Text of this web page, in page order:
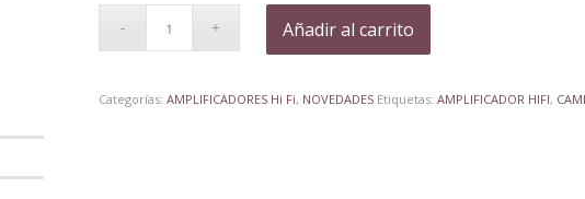
Añadir al carrito
Categorías:AMPLIFICADORES Hi Fi, NOVEDADES Etiquetas:AMPLIFICADOR HIFI,